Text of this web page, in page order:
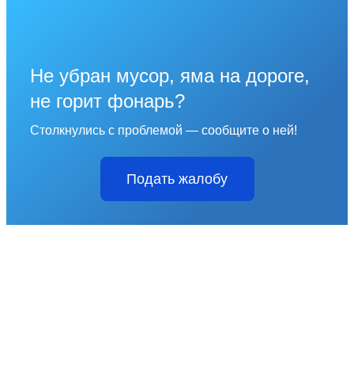
Не убран мусор, яма на дороге,
не горит фонарь?
Столкнулись с проблемой — сообщите о ней!
Подать жалобу